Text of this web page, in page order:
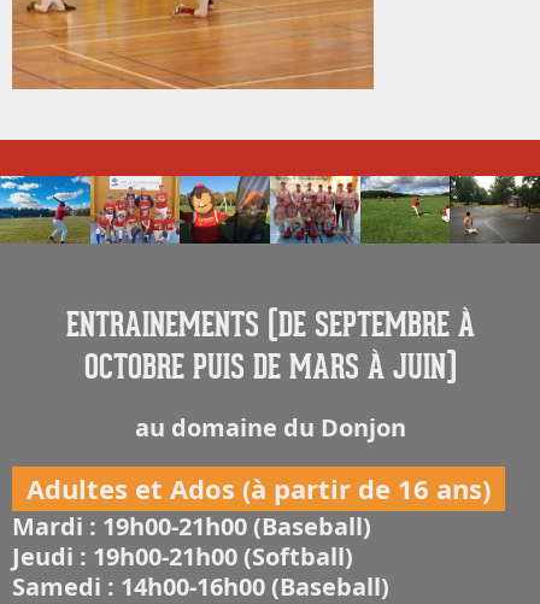
ENTRAINEMENTS (DE SEPTEMBRE À
OCTOBRE PUIS DE MARS À JUIN)
au domaine du Donjon
Adultes et Ados (à partir de 16 ans)
Mardi : 19h00-21h00 (Baseball)
Jeudi : 19h00-21h00 (Softball)
Samedi : 14h00-16h00 (Baseball)